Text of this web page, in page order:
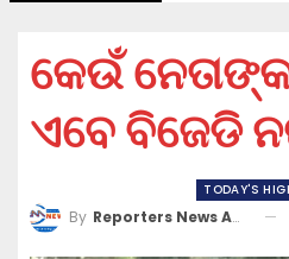
କେଉଁ
ଏବେ ବିଜେଡି
TODAY'S
By Reporters News Agency